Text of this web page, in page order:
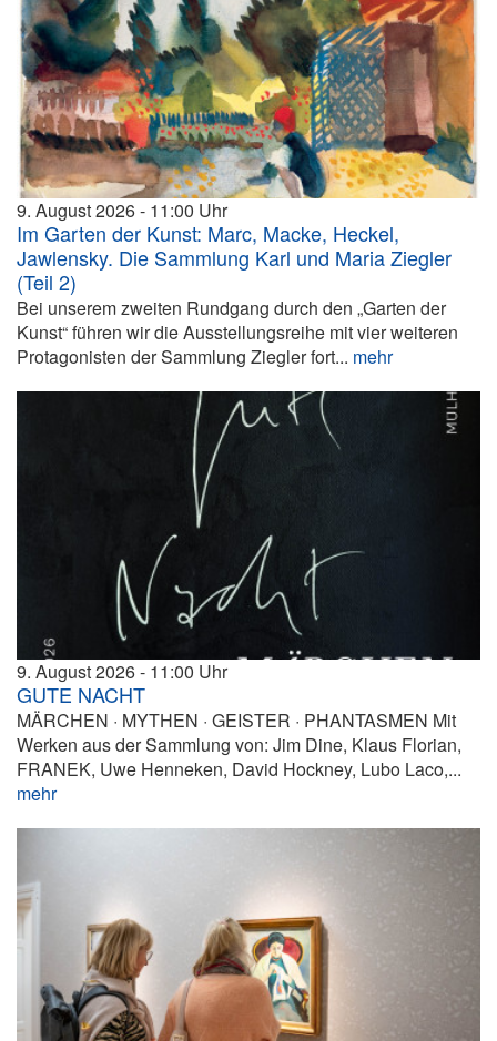
9. August 2026 11:00
Im Garten der Kunst: Marc, Macke, Heckel,
Jawlensky. Die Sammlung Karl und Maria Ziegler
(Teil 2)
Bei unserem zweiten Rundgang durch den „Garten der
Kunst“ führen wir die Ausstellungsreihe mit vier weiteren
Protagonisten der Sammlung Ziegler fort... mehr
9. August 2026 11:00
GUTE NACHT
MÄRCHEN · MYTHEN · GEISTER · PHANTASMEN Mit
Werken aus der Sammlung von: Jim Dine, Klaus Florian,
FRANEK, Uwe Henneken, David Hockney, Lubo Laco,...
mehr